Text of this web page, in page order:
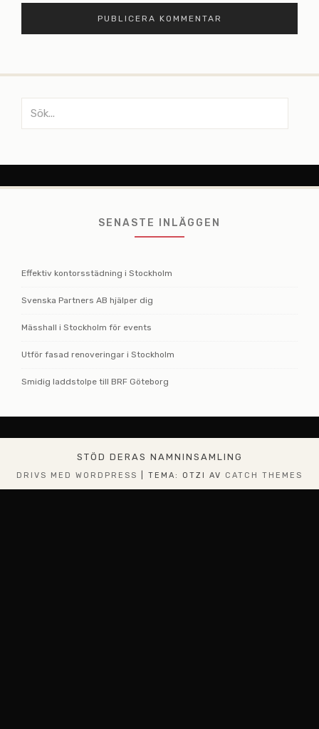
efter:
SENASTE INLÄGGEN
Effektiv kontorsstädning i Stockholm
Svenska Partners AB hjälper dig
Mässhall i Stockholm för events
Utför fasad renoveringar i Stockholm
Smidig laddstolpe till BRF Göteborg
STÖD DERAS NAMNINSAMLING
DRIVS MED WORDPRESS TEMA: OTZI AV CATCH THEMES